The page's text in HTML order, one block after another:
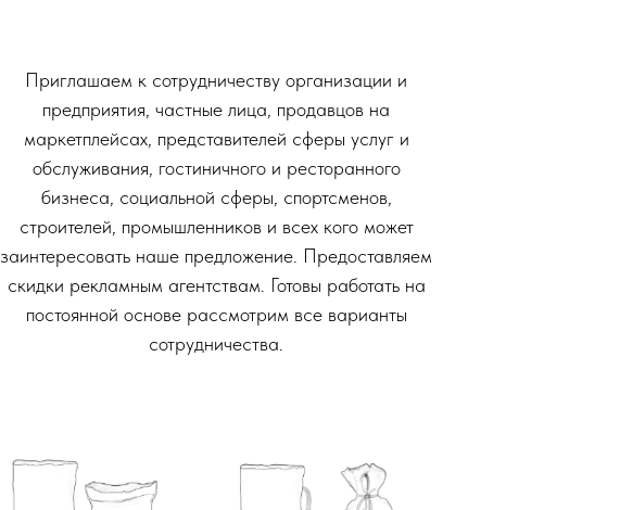
Приглашаем к сотрудничеству организации и
предприятия, частные лица, продавцов на
маркетплейсах, представителей сферы услуг и
обслуживания, гостиничного и ресторанного
бизнеса, социальной сферы, спортсменов,
строителей, промышленников и всех кого может
заинтересовать наше предложение. Предоставляем
скидки рекламным агентствам. Готовы работать на
постоянной основе рассмотрим все варианты
сотрудничества.